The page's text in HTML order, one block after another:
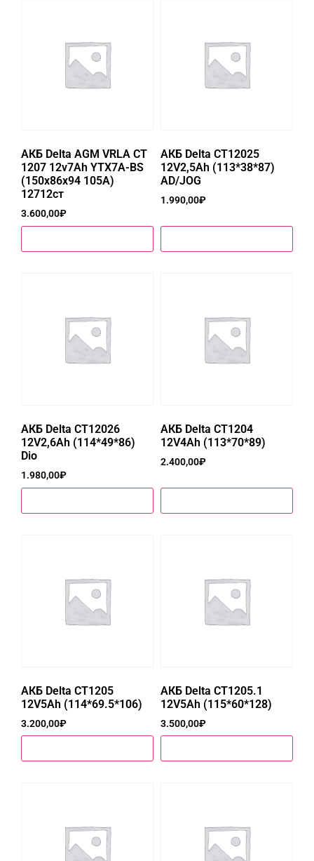
АКБ Delta AGM VRLA СT
1207 12v7Ah YTX7A-BS
(150x86x94 105А)
12712ст
3.600,00₽
АКБ Delta CT12025
12V2,5Ah (113*38*87)
AD/JOG
1.990,00₽
АКБ Delta CT12026
12V2,6Ah (114*49*86)
Dio
1.980,00₽
АКБ Delta CT1204
12V4Ah (113*70*89)
2.400,00₽
АКБ Delta CT1205
12V5Ah (114*69.5*106)
3.200,00₽
АКБ Delta CT1205.1
12V5Ah (115*60*128)
3.500,00₽